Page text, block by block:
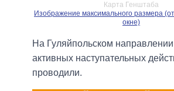
Карта Генштаба
Изображение максимального размера
окне)
На Гуляйпольском направлении
активных наступательных
проводили.